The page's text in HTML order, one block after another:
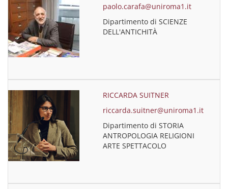
paolo.carafa@uniroma1.it
Dipartimento di SCIENZE
DELL'ANTICHITÀ
RICCARDA SUITNER
riccarda.suitner@uniroma1.it
Dipartimento di STORIA
ANTROPOLOGIA RELIGIONI
ARTE SPETTACOLO